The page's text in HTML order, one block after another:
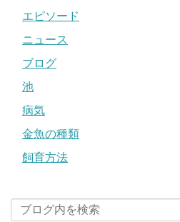
エピソード
ニュース
ブログ
池
病気
金魚の種類
飼育方法